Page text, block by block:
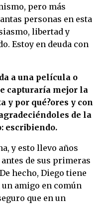
pero más
personas en esta
libertad y
Estoy en deuda con
a una película o
capturaría mejor la
y por qué?ores y con
de la
escribiendo.
y esto llevo años
de sus primeras
hecho, Diego tiene
amigo en común
que en un